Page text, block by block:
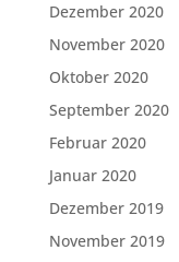
Dezember 2020
November 2020
Oktober 2020
September 2020
Februar 2020
Januar 2020
Dezember 2019
November 2019